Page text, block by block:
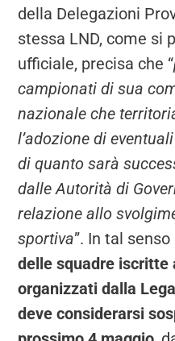
della Delegazioni
stessa LND, come si
ufficiale, precisa che “
campionati di sua
nazionale che
l’adozione di
di quanto sarà
dalle Autorità di
relazione allo
sportiva”. In tal senso
delle squadre iscritte
organizzati dalla
deve considerarsi